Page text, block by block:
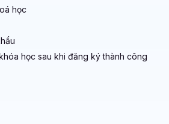
học
học sau khi đăng ký thành công